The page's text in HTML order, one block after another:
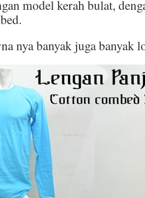
model kerah bulat,
nya banyak juga banyak